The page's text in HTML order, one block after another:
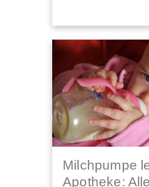
Milchpumpe
Apotheke: